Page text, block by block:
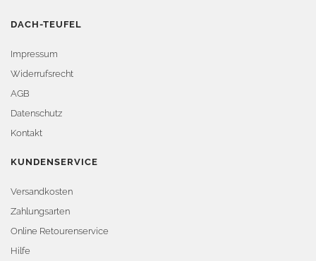
DACH-TEUFEL
Impressum
Widerrufsrecht
AGB
Datenschutz
Kontakt
KUNDENSERVICE
Versandkosten
Zahlungsarten
Online Retourenservice
Hilfe